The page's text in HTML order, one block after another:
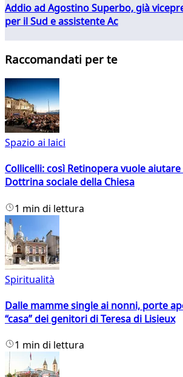
Addio ad Agostino Superbo, già
per il Sud e assistente Ac
Raccomandati per te
Spazio ai laici
Collicelli: così Retinopera vuole
Dottrina sociale della Chiesa
1 min di lettura
Spiritualità
Dalle mamme single ai nonni, porte
“casa” dei genitori di Teresa di Lisieux
1 min di lettura